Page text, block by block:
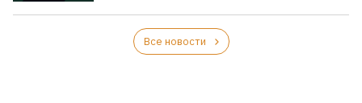
Все новости